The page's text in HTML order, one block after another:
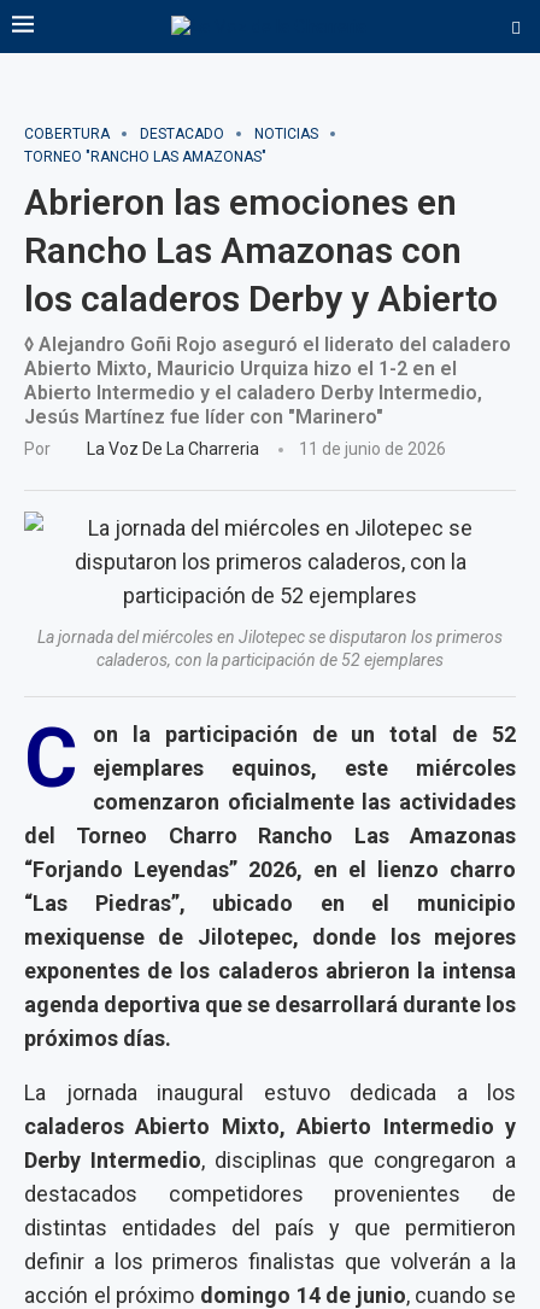
COBERTURA DESTACADO
NOTICIAS
TORNEO "RANCHO LAS AMAZONAS"
Abrieron las emociones en
Rancho Las Amazonas con
los caladeros Derby y Abierto
◊ Alejandro Goñi Rojo aseguró el liderato del caladero
Abierto Mixto, Mauricio Urquiza hizo el 1-2 en el
Abierto Intermedio y el caladero Derby Intermedio,
Jesús Martínez fue líder con "Marinero"
Por La Voz De La Charreria 11 de junio de 2026
La jornada del miércoles en Jilotepec se disputaron los primeros
caladeros, con la participación de 52 ejemplares
C
on la participación de un total de 52
ejemplares equinos, este miércoles
comenzaron oficialmente las actividades
del Torneo Charro Rancho Las Amazonas
“Forjando Leyendas” 2026, en el lienzo charro
“Las Piedras”, ubicado en el municipio
mexiquense de Jilotepec, donde los mejores
exponentes de los caladeros abrieron la intensa
agenda deportiva que se desarrollará durante los
próximos días.
La jornada inaugural estuvo dedicada a los
caladeros Abierto Mixto, Abierto Intermedio y
Derby Intermedio, disciplinas que congregaron a
destacados competidores provenientes de
distintas entidades del país y que permitieron
definir a los primeros finalistas que volverán a la
acción el próximo domingo 14 de junio, cuando se